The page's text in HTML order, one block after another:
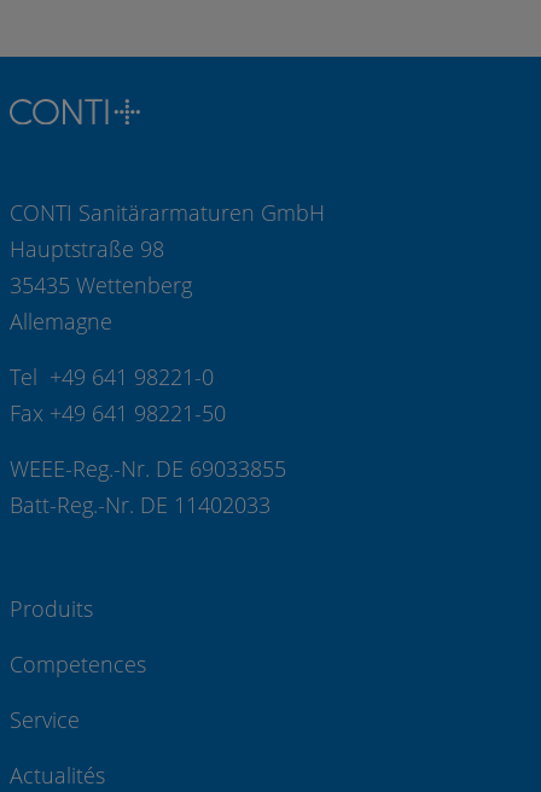
CONTI Sanitärarmaturen GmbH
Hauptstraße 98
35435 Wettenberg
Allemagne
Tel +49 641 98221-0
Fax +49 641 98221-50
WEEE-Reg.-Nr. DE 69033855
Batt-Reg.-Nr. DE 11402033
Produits
Competences
Service
Actualités